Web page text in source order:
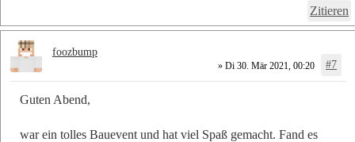
Zitieren
» Di 30. Mär 2021, 00:20 #7
Guten Abend,
war ein tolles Bauevent und hat viel Spaß gemacht. Fand es
foozbump